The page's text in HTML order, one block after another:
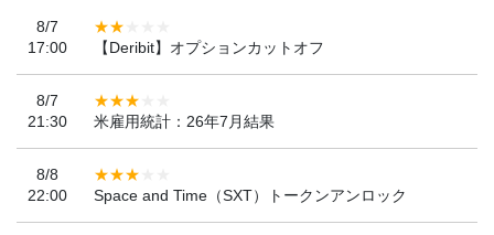
8/7
17:00
【Deribit】オプションカットオフ
8/7
21:30
米雇用統計：26年7月結果
8/8
22:00
Space and Time（SXT）トークンアンロック